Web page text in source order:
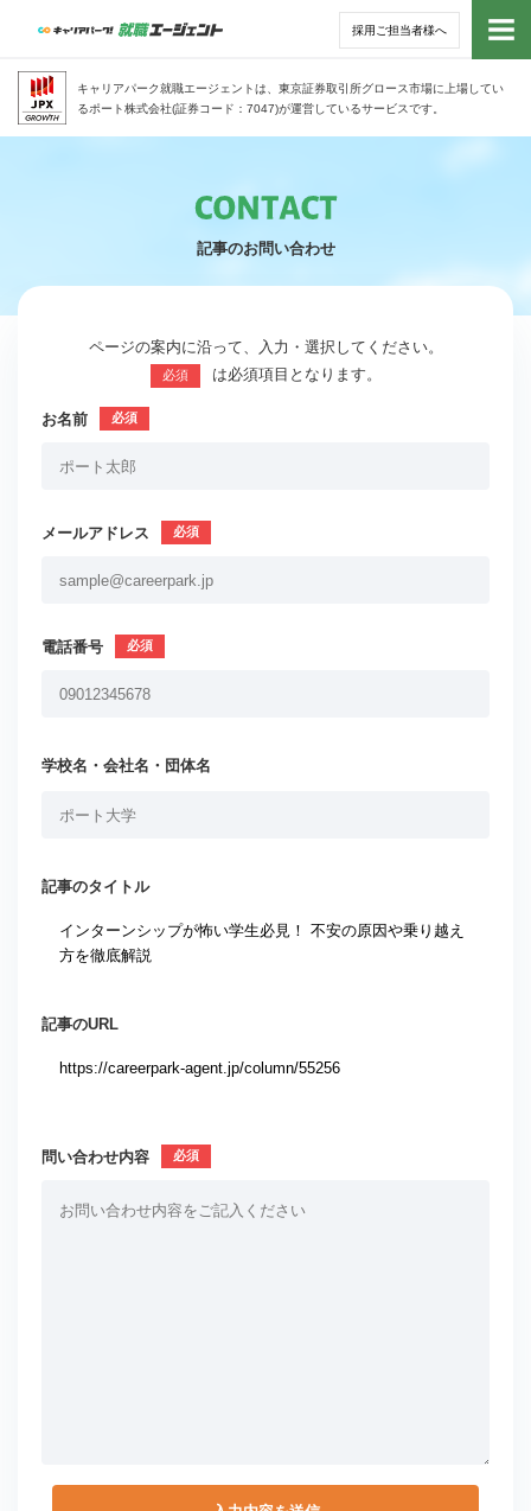
採用ご担当者様へ
キャリアパーク就職エージェントは、東京証券取引所グロース市場に上場してい
るポート株式会社(証券コード：7047)が運営しているサービスです。
トッ
記事のお問い合わせ
ページの案内に沿って、入力・選択してください。
必須 は必須項目となります。
お名前
メールアドレス
電話番号
学校名・会社名・団体名
記事のタイトル
記事のURL
問い合わせ内容